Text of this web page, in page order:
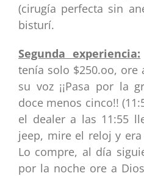
(cirugía perfecta sin
bisturí.
Segunda experiencia:
tenía solo $250.oo,
su voz ¡¡Pasa por la
doce menos cinco!!
el dealer a las 11:55
jeep, mire el reloj y
Lo compre, al día
por la noche ore a